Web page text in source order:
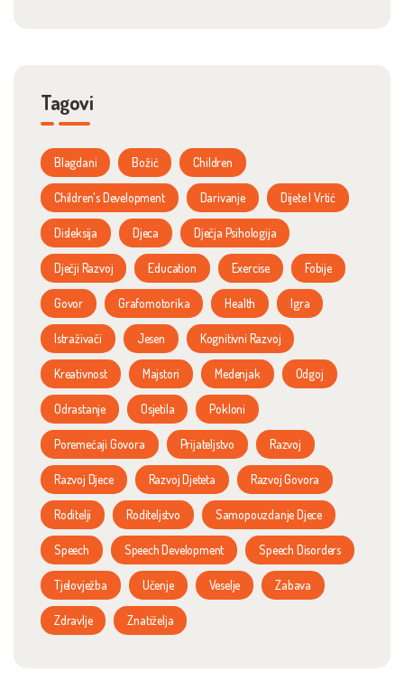
Tagovi
Blagdani Božić Children
Children's Development Darivanje Dijete I Vrtić
Disleksija Djeca Dječja Psihologija
Dječji Razvoj Education Exercise Fobije
Govor Grafomotorika Health Igra
Istraživači Jesen Kognitivni Razvoj
Kreativnost Majstori Medenjak Odgoj
Odrastanje Osjetila Pokloni
Poremećaji Govora Prijateljstvo Razvoj
Razvoj Djece Razvoj Djeteta Razvoj Govora
Roditelji Roditeljstvo Samopouzdanje Djece
Speech Speech Development Speech Disorders
Tjelovježba Učenje Veselje Zabava
Zdravlje Znatiželja